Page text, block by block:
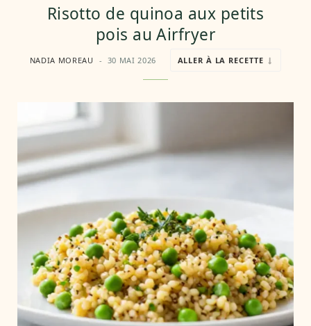
Risotto de quinoa aux petits
pois au Airfryer
NADIA MOREAU 30 MAI 2026 ALLER À LA RECETTE